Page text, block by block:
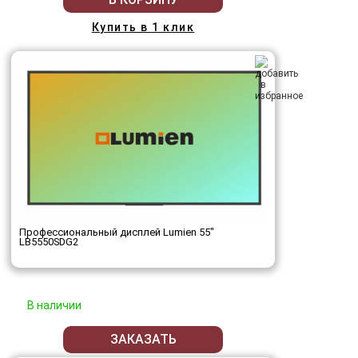
Купить в 1 клик
Профессиональный дисплей Lumien 55"
LB5550SDG2
В наличии
ЗАКАЗАТЬ